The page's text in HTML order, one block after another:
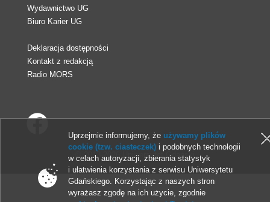
Wydawnictwo UG
Biuro Karier UG
Deklaracja dostępności
Kontakt z redakcją
Radio MORS
© 2013-2026 Uniwersytet Gdański
Uprzejmie informujemy, że używamy plików
cookie (tzw. ciasteczek) i podobnych technologii
w celach autoryzacji, zbierania statystyk
i ułatwienia korzystania z serwisu Uniwersytetu
Gdańskiego. Korzystając z naszych stron
wyrażasz zgodę na ich użycie, zgodnie